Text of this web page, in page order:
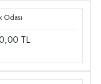
Odası
TL